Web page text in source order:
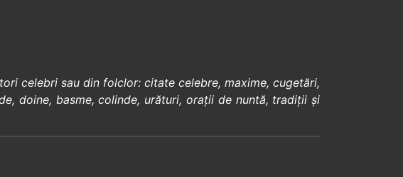
celebrisau din folclor: citate celebre, maxime,cugetări,
, doine, basme,colinde, urături, orații de nuntă, tradiții și